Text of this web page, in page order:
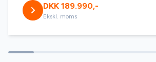
DKK 189.990,-
Ekskl. moms